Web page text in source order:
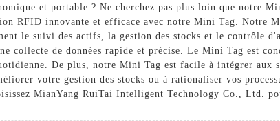
et portable ? Ne cherchez pas plus loin que notre
RFID innovante et efficace avec notre Mini Tag. Notre
le suivi des actifs, la gestion des stocks et le contrôle
collecte de données rapide et précise. Le Mini Tag est
De plus, notre Mini Tag est facile à intégrer aux
votre gestion des stocks ou à rationaliser vos
MianYang RuiTai Intelligent Technology Co., Ltd.